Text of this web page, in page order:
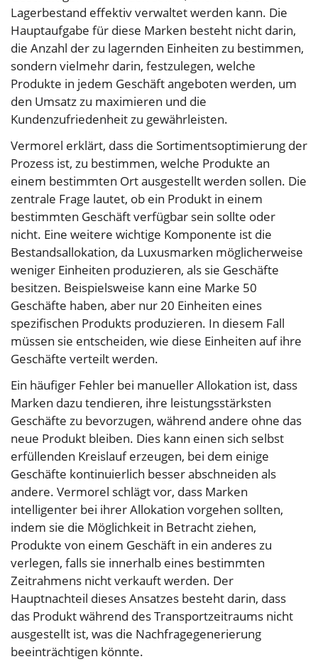
Lagerbestand effektiv verwaltet werden kann. Die
Hauptaufgabe für diese Marken besteht nicht darin,
die Anzahl der zu lagernden Einheiten zu bestimmen,
sondern vielmehr darin, festzulegen, welche
Produkte in jedem Geschäft angeboten werden, um
den Umsatz zu maximieren und die
Kundenzufriedenheit zu gewährleisten.
Vermorel erklärt, dass die Sortimentsoptimierung der
Prozess ist, zu bestimmen, welche Produkte an
einem bestimmten Ort ausgestellt werden sollen. Die
zentrale Frage lautet, ob ein Produkt in einem
bestimmten Geschäft verfügbar sein sollte oder
nicht. Eine weitere wichtige Komponente ist die
Bestandsallokation, da Luxusmarken möglicherweise
weniger Einheiten produzieren, als sie Geschäfte
besitzen. Beispielsweise kann eine Marke 50
Geschäfte haben, aber nur 20 Einheiten eines
spezifischen Produkts produzieren. In diesem Fall
müssen sie entscheiden, wie diese Einheiten auf ihre
Geschäfte verteilt werden.
Ein häufiger Fehler bei manueller Allokation ist, dass
Marken dazu tendieren, ihre leistungsstärksten
Geschäfte zu bevorzugen, während andere ohne das
neue Produkt bleiben. Dies kann einen sich selbst
erfüllenden Kreislauf erzeugen, bei dem einige
Geschäfte kontinuierlich besser abschneiden als
andere. Vermorel schlägt vor, dass Marken
intelligenter bei ihrer Allokation vorgehen sollten,
indem sie die Möglichkeit in Betracht ziehen,
Produkte von einem Geschäft in ein anderes zu
verlegen, falls sie innerhalb eines bestimmten
Zeitrahmens nicht verkauft werden. Der
Hauptnachteil dieses Ansatzes besteht darin, dass
das Produkt während des Transportzeitraums nicht
ausgestellt ist, was die Nachfragegenerierung
beeinträchtigen könnte.